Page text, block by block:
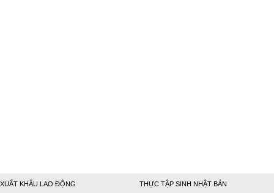
XUẤT KHẨU LAO ĐỘNG THỰC TẬP SINH NHẬT BẢN